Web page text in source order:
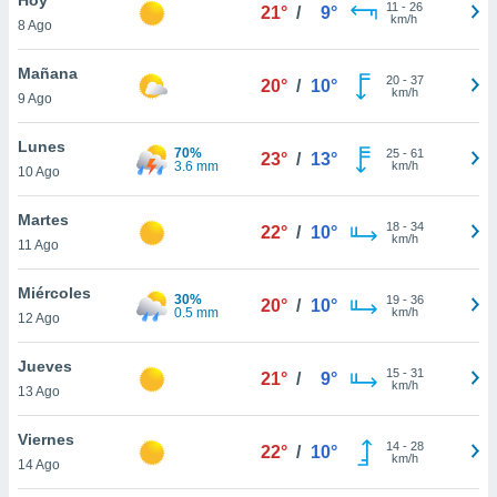
en
más
nuestra
de
cookies
aceptar
8 Ago
21° / 9° 11 - 26
km/h
Mañana
9 Ago
20° / 10° 20- 37
km/h
Lunes
10 Ago
70%
3.6 mm
23° / 13° 25- 61
km/h
Martes
11 Ago
22° / 10° 18- 34
km/h
Miércoles
12 Ago
30%
0.5 mm
20° / 10° 19- 36
km/h
Jueves
13 Ago
21° / 9° 15- 31
km/h
Viernes
14 Ago
22° / 10° 14- 28
km/h